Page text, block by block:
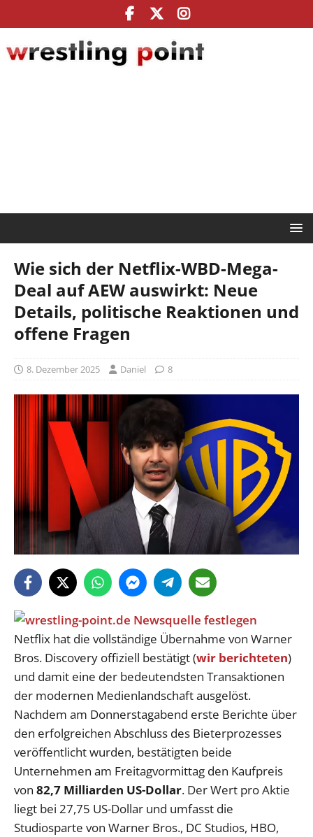
Wie sich der Netflix-WBD-Mega-
Deal auf AEW auswirkt: Neue
Details, politische Reaktionen und
offene Fragen
8. Dezember 2025 Daniel 8
Netflix hat die vollständige Übernahme von Warner
Bros. Discovery offiziell bestätigt (wir berichteten)
und damit eine der bedeutendsten Transaktionen
der modernen Medienlandschaft ausgelöst.
Nachdem am Donnerstagabend erste Berichte über
den erfolgreichen Abschluss des Bieterprozesses
veröffentlicht wurden, bestätigten beide
Unternehmen am Freitagvormittag den Kaufpreis
von 82,7 Milliarden US-Dollar. Der Wert pro Aktie
liegt bei 27,75 US-Dollar und umfasst die
Studiosparte von Warner Bros., DC Studios, HBO,